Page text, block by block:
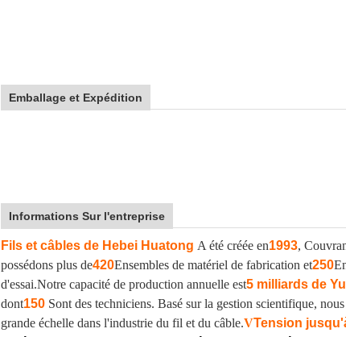
Emballage et Expédition
Informations Sur l'entreprise
Fils et câbles de Hebei Huatong A été créée en1993,
possédons plus de420Ensembles de matériel de fabrication et250
d'essai.Notre capacité de production annuelle est5 milliards de
dont150 Sont des techniciens. Basé sur la gestion scientifique,
grande échelle dans l'industrie du fil et du câble.VTension